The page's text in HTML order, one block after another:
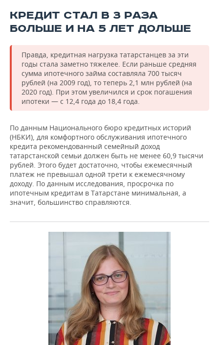
КРЕДИТ СТАЛ В 3 РАЗА
БОЛЬШЕ И НА 5 ЛЕТ ДОЛЬШЕ
Правда, кредитная нагрузка татарстанцев за эти
годы стала заметно тяжелее. Если раньше средняя
сумма ипотечного займа составляла 700 тысяч
рублей (на 2009 год), то теперь 2,1 млн рублей (на
2020 год). При этом увеличился и срок погашения
ипотеки — с 12,4 года до 18,4 года.
По данным Национального бюро кредитных историй
(НБКИ), для комфортного обслуживания ипотечного
кредита рекомендованный семейный доход
татарстанской семьи должен быть не менее 60,9 тысячи
рублей. Этого будет достаточно, чтобы ежемесячный
платеж не превышал одной трети к ежемесячному
доходу. По данным исследования, просрочка по
ипотечным кредитам в Татарстане минимальная, а
значит, большинство справляются.